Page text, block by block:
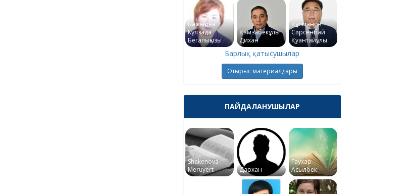
Бажықова
Күлзада
Бегалықызы
Қамзабекұлы
Дихан
Құлманов
Сәрсенбай
Қуантайұлы
Барлық қатысушылар
Отырыс материалдары
ПАЙДАЛАНУШЫЛАР
Shakenova
Meruyert
Дархан
Гаухар
Асылбек